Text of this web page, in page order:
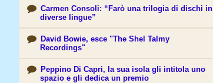
Carmen Consoli: “Farò una trilogia di dischi in
diverse lingue”
David Bowie, esce "The Shel Talmy
Recordings"
Peppino Di Capri, la sua isola gli intitola uno
spazio e gli dedica un premio